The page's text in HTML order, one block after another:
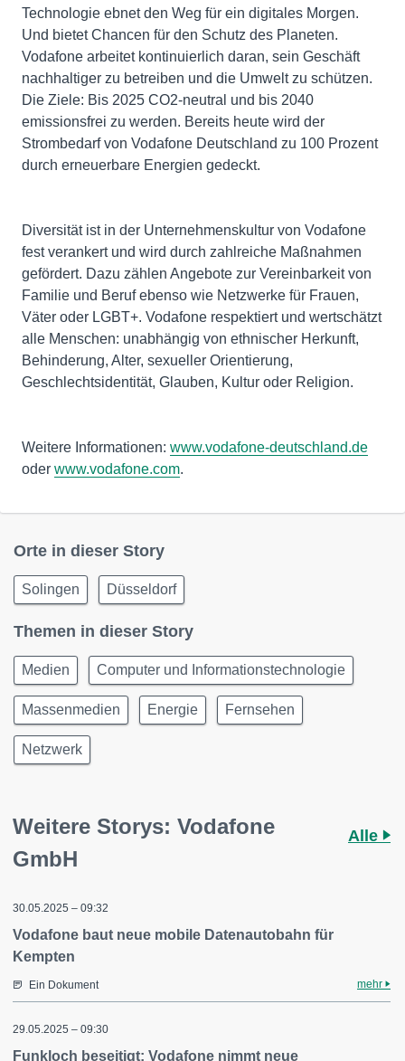
Technologie ebnet den Weg für ein digitales Morgen.
Und bietet Chancen für den Schutz des Planeten.
Vodafone arbeitet kontinuierlich daran, sein Geschäft
nachhaltiger zu betreiben und die Umwelt zu schützen.
Die Ziele: Bis 2025 CO2-neutral und bis 2040
emissionsfrei zu werden. Bereits heute wird der
Strombedarf von Vodafone Deutschland zu 100 Prozent
durch erneuerbare Energien gedeckt.
Diversität ist in der Unternehmenskultur von Vodafone
fest verankert und wird durch zahlreiche Maßnahmen
gefördert. Dazu zählen Angebote zur Vereinbarkeit von
Familie und Beruf ebenso wie Netzwerke für Frauen,
Väter oder LGBT+. Vodafone respektiert und wertschätzt
alle Menschen: unabhängig von ethnischer Herkunft,
Behinderung, Alter, sexueller Orientierung,
Geschlechtsidentität, Glauben, Kultur oder Religion.
Weitere Informationen: www.vodafone-deutschland.de
oder www.vodafone.com.
Orte in dieser Story
Solingen Düsseldorf
Themen in dieser Story
Medien Computer und Informationstechnologie
Massenmedien Energie Fernsehen
Netzwerk
Weitere Storys: Vodafone
GmbH
Alle
30.05.2025 – 09:32
Vodafone baut neue mobile Datenautobahn für
Kempten
Ein Dokument mehr
29.05.2025 – 09:30
Funkloch beseitigt: Vodafone nimmt neue